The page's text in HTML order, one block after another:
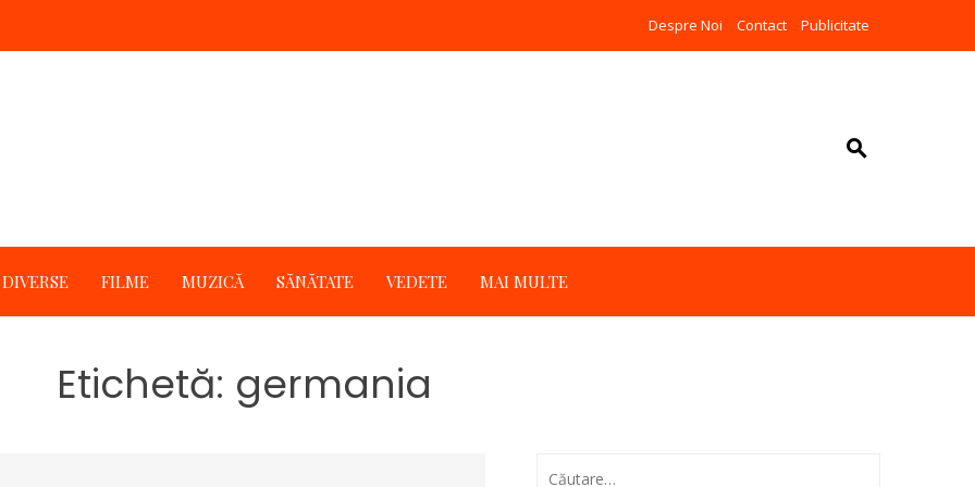
Despre Noi Contact Publicitate
DIVERSE FILME MUZICĂ SĂNĂTATE VEDETE MAI MULTE
Etichetă: germania